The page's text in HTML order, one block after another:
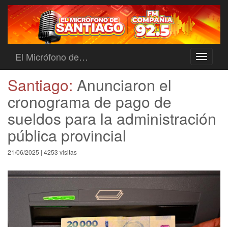
Toggle
El Micrófono de…
Santiago: Anunciaron el
cronograma de pago de
sueldos para la administración
pública provincial
21/06/2025 | 4253 visitas